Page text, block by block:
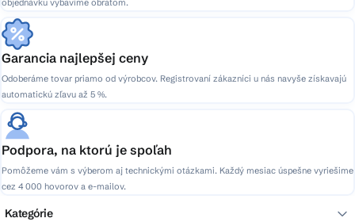
objednávku vybavíme obratom.
Garancia najlepšej ceny
Odoberáme tovar priamo od výrobcov. Registrovaní zákazníci u nás navyše získavajú
automatickú zľavu až 5 %.
Podpora, na ktorú je spoľah
Pomôžeme vám s výberom aj technickými otázkami. Každý mesiac úspešne vyriešime
cez 4 000 hovorov a e-mailov.
Kategórie